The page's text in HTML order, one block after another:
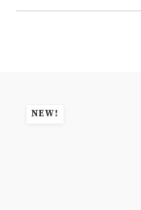
NEW!